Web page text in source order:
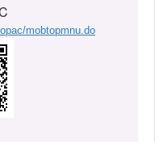
mobtopmnu.do